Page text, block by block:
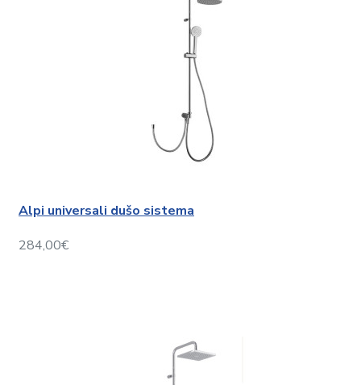
Alpi universali dušo sistema
284,00€